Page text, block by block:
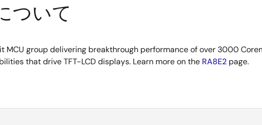
ついて
MCU group delivering breakthrough performance of over 3000
that drive TFT-LCD displays. Learn more on the RA8E2 page.